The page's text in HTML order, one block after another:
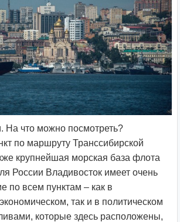
На что можно посмотреть?
по маршруту Транссибирской
крупнейшая морская база флота
России Владивосток имеет очень
по всем пунктам – как в
так и в политическом
которые здесь расположены,